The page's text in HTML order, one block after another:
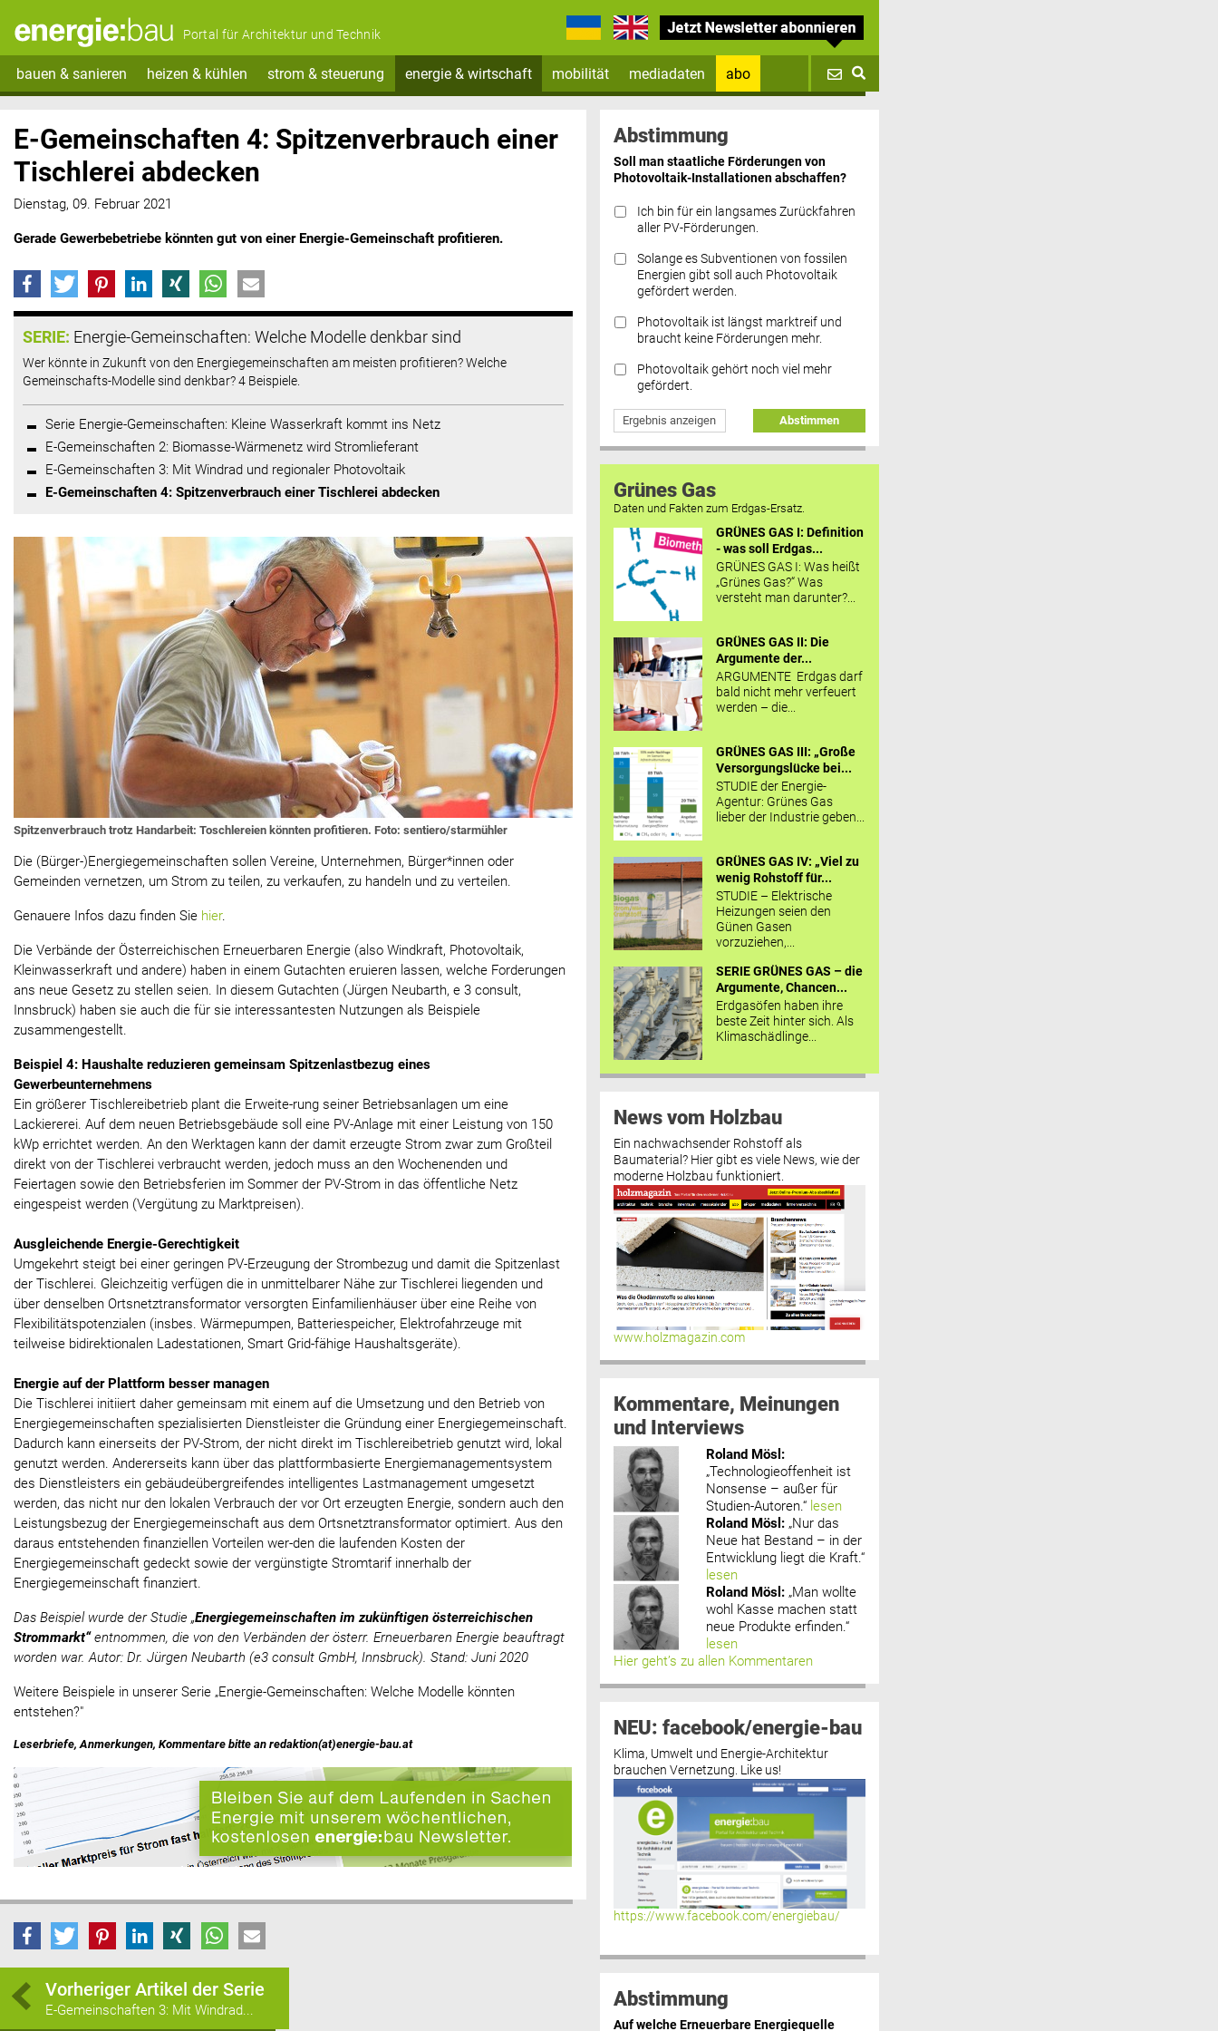
Portal für Architektur und Technik
bauen & sanieren heizen & kühlen strom & steuerung energie & wirtschaft mobilität mediadaten
abo
Datenschutz FAQs
E-Gemeinschaften 4: Spitzenverbrauch einer
Tischlerei abdecken
Dienstag, 09. Februar 2021
Gerade Gewerbebetriebe könnten gut von einer Energie-Gemeinschaft profitieren.
SERIE: Energie-Gemeinschaften: Welche Modelle denkbar sind
Wer könnte in Zukunft von den Energiegemeinschaften am meisten profitieren? Welche
Gemeinschafts-Modelle sind denkbar? 4 Beispiele.
Serie Energie-Gemeinschaften: Kleine Wasserkraft kommt ins Netz
E-Gemeinschaften 2: Biomasse-Wärmenetz wird Stromlieferant
E-Gemeinschaften 3: Mit Windrad und regionaler Photovoltaik
E-Gemeinschaften 4: Spitzenverbrauch einer Tischlerei abdecken
Spitzenverbrauch trotz Handarbeit: Toschlereien könnten profitieren. Foto: sentiero/starmühler
Die (Bürger-)Energiegemeinschaften sollen Vereine, Unternehmen, Bürger*innen oder
Gemeinden vernetzen, um Strom zu teilen, zu verkaufen, zu handeln und zu verteilen.
Genauere Infos dazu finden Sie hier.
Die Verbände der Österreichischen Erneuerbaren Energie (also Windkraft, Photovoltaik,
Kleinwasserkraft und andere) haben in einem Gutachten eruieren lassen, welche Forderungen
ans neue Gesetz zu stellen seien. In diesem Gutachten (Jürgen Neubarth, e 3 consult,
Innsbruck) haben sie auch die für sie interessantesten Nutzungen als Beispiele
zusammengestellt.
Beispiel 4: Haushalte reduzieren gemeinsam Spitzenlastbezug eines
Gewerbeunternehmens
Ein größerer Tischlereibetrieb plant die Erweite-rung seiner Betriebsanlagen um eine
Lackiererei. Auf dem neuen Betriebsgebäude soll eine PV-Anlage mit einer Leistung von 150
kWp errichtet werden. An den Werktagen kann der damit erzeugte Strom zwar zum Großteil
direkt von der Tischlerei verbraucht werden, jedoch muss an den Wochenenden und
Feiertagen sowie den Betriebsferien im Sommer der PV-Strom in das öffentliche Netz
eingespeist werden (Vergütung zu Marktpreisen).
Ausgleichende Energie-Gerechtigkeit
Umgekehrt steigt bei einer geringen PV-Erzeugung der Strombezug und damit die Spitzenlast
der Tischlerei. Gleichzeitig verfügen die in unmittelbarer Nähe zur Tischlerei liegenden und
über denselben Ortsnetztransformator versorgten Einfamilienhäuser über eine Reihe von
Flexibilitätspotenzialen (insbes. Wärmepumpen, Batteriespeicher, Elektrofahrzeuge mit
teilweise bidirektionalen Ladestationen, Smart Grid-fähige Haushaltsgeräte).
Energie auf der Plattform besser managen
Die Tischlerei initiiert daher gemeinsam mit einem auf die Umsetzung und den Betrieb von
Energiegemeinschaften spezialisierten Dienstleister die Gründung einer Energiegemeinschaft.
Dadurch kann einerseits der PV-Strom, der nicht direkt im Tischlereibetrieb genutzt wird, lokal
genutzt werden. Andererseits kann über das plattformbasierte Energiemanagementsystem
des Dienstleisters ein gebäudeübergreifendes intelligentes Lastmanagement umgesetzt
werden, das nicht nur den lokalen Verbrauch der vor Ort erzeugten Energie, sondern auch den
Leistungsbezug der Energiegemeinschaft aus dem Ortsnetztransformator optimiert. Aus den
daraus entstehenden finanziellen Vorteilen wer-den die laufenden Kosten der
Energiegemeinschaft gedeckt sowie der vergünstigte Stromtarif innerhalb der
Energiegemeinschaft finanziert.
Das Beispiel wurde der Studie „Energiegemeinschaften im zukünftigen österreichischen
Strommarkt“entnommen, die von den Verbänden der österr. Erneuerbaren Energie beauftragt
worden war. Autor: Dr. Jürgen Neubarth (e3 consult GmbH, Innsbruck). Stand: Juni 2020
Weitere Beispiele in unserer Serie „Energie-Gemeinschaften: Welche Modelle könnten
entstehen?"
Leserbriefe, Anmerkungen, Kommentare bitte an redaktion(at)energie-bau.at
Vorheriger Artikel der Serie
E-Gemeinschaften 3: Mit Windrad...
Abstimmung
Soll man staatliche Förderungen von
Photovoltaik-Installationen abschaffen?
Ich bin für ein langsames Zurückfahren
aller PV-Förderungen.
Solange es Subventionen von fossilen
Energien gibt soll auch Photovoltaik
gefördert werden.
Photovoltaik ist längst marktreif und
braucht keine Förderungen mehr.
Photovoltaik gehört noch viel mehr
gefördert.
Ergebnis anzeigen Abstimmen
Grünes Gas
Daten und Fakten zum Erdgas-Ersatz.
GRÜNES GAS I: Definition
- was soll Erdgas...
GRÜNES GAS I: Was heißt
„Grünes Gas?“ Was
versteht man darunter?...
GRÜNES GAS II: Die
Argumente der...
ARGUMENTE Erdgas darf
bald nicht mehr verfeuert
werden – die...
GRÜNES GAS III: „Große
Versorgungslücke bei...
STUDIE der Energie-
Agentur: Grünes Gas
lieber der Industrie geben...
GRÜNES GAS IV: „Viel zu
wenig Rohstoff für...
STUDIE – Elektrische
Heizungen seien den
Günen Gasen
vorzuziehen,...
SERIE GRÜNES GAS – die
Argumente, Chancen...
Erdgasöfen haben ihre
beste Zeit hinter sich. Als
Klimaschädlinge...
News vom Holzbau
Ein nachwachsender Rohstoff als
Baumaterial? Hier gibt es viele News, wie der
moderne Holzbau funktioniert.
www.holzmagazin.com
Kommentare, Meinungen
und Interviews
Roland Mösl :
„Technologieoffenheit ist
Nonsense – außer für
Studien-Autoren.“ lesen
Roland Mösl : „Nur das
Neue hat Bestand – in der
Entwicklung liegt die Kraft.“
lesen
Roland Mösl : „Man wollte
wohl Kasse machen statt
neue Produkte erfinden.“
lesen
Hier geht’s zu allen Kommentaren
NEU: facebook/energie-bau
Klima, Umwelt und Energie-Architektur
brauchen Vernetzung. Like us!
https://www.facebook.com/energiebau/
Abstimmung
Auf welche Erneuerbare Energiequelle